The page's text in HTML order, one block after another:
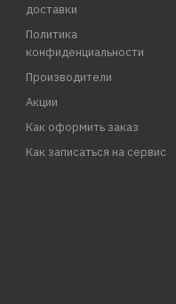
доставки
Политика
конфиденциальности
Производители
Акции
Как оформить заказ
Как записаться на сервис